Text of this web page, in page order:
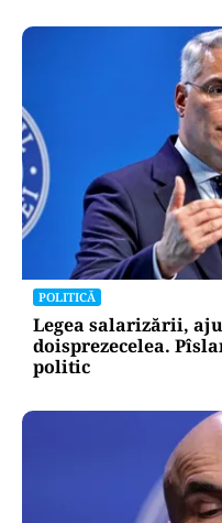
POLITICĂ
Legea salarizării,
doisprezecelea.
politic